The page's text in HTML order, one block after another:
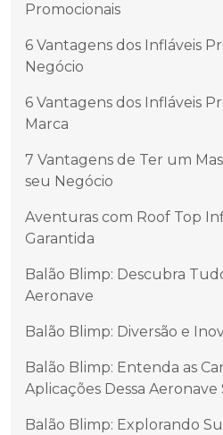
Promocionais
6 Vantagens dos Infláveis
Negócio
6 Vantagens dos Infláveis
Marca
7 Vantagens de Ter um
seu Negócio
Aventuras com Roof Top
Garantida
Balão Blimp: Descubra
Aeronave
Balão Blimp: Diversão e
Balão Blimp: Entenda as
Aplicações Dessa
Balão Blimp: Explorando